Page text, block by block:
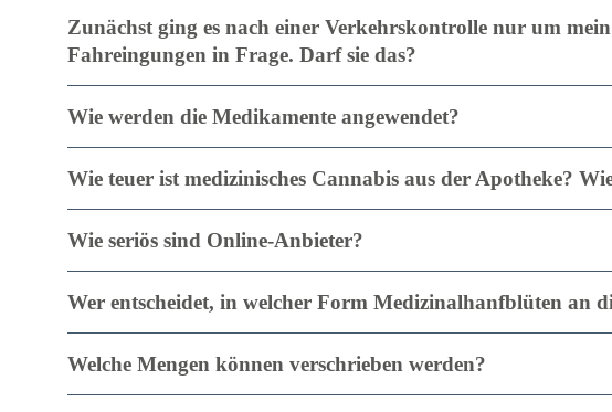
Zunächst ging es nach einer Verkehrskontrolle nur um
Fahreingungen in Frage. Darf sie das?
Wie werden die Medikamente angewendet?
Wie teuer ist medizinisches Cannabis aus der Apotheke?
Wie seriös sind Online-Anbieter?
Wer entscheidet, in welcher Form Medizinalhanfblüten an
Welche Mengen können verschrieben werden?